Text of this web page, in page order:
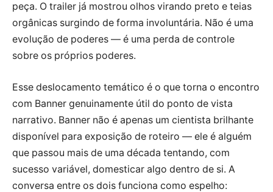
peça. O trailer já mostrou olhos virando preto e teias
orgânicas surgindo de forma involuntária. Não é uma
evolução de poderes — é uma perda de controle
sobre os próprios poderes.
Esse deslocamento temático é o que torna o encontro
com Banner genuinamente útil do ponto de vista
narrativo. Banner não é apenas um cientista brilhante
disponível para exposição de roteiro — ele é alguém
que passou mais de uma década tentando, com
sucesso variável, domesticar algo dentro de si. A
conversa entre os dois funciona como espelho: